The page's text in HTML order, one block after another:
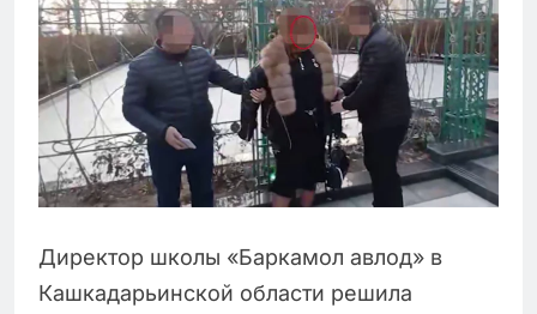
Директор школы «Баркамол авлод» в
Кашкадарьинской области решила